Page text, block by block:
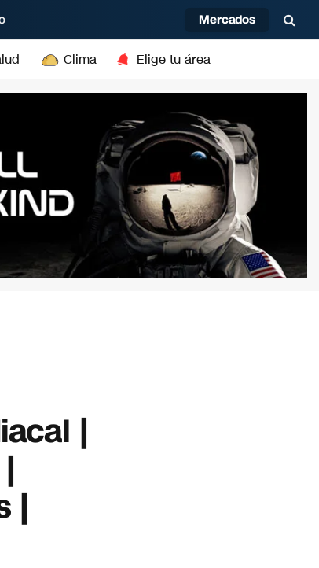
Mercados
Clima Elige tu área
|
|